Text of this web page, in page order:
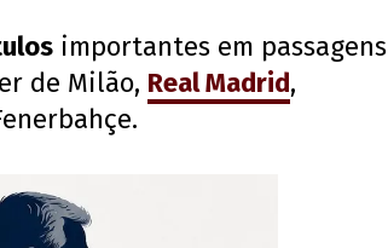
importantes em passagens
de Milão, Real Madrid,